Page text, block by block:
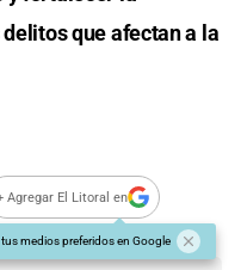
que afectan a la
Agregar El Litoral en
tus medios preferidos en Google